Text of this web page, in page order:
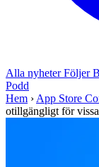
Alla nyheterFöljer
Podd
Hem › App Store
otillgängligt för